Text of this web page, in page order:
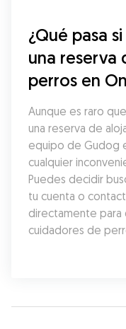
¿Qué pasa
una reserva
perros en
Aunque es raro
una reserva de
equipo de Gudog
cualquier
Puedes decidir
tu cuenta o
directamente para
cuidadores de